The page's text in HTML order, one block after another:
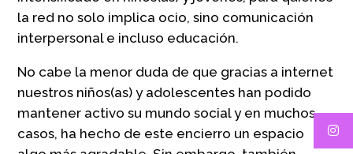
la red no solo implica ocio, sino comunicación
interpersonal e incluso educación.
No cabe la menor duda de que gracias a internet
nuestros niños(as) y adolescentes han podido
mantener activo su mundo social y en muchos
casos, ha hecho de este encierro un espacio